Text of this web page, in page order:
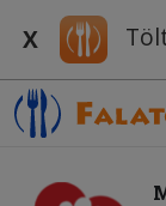
X